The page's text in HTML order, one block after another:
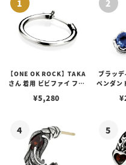
【ONE OK ROCK】TAKA
さん 着用 ビビファイ フー
¥5,280
ブラッデ
ペンダン
¥